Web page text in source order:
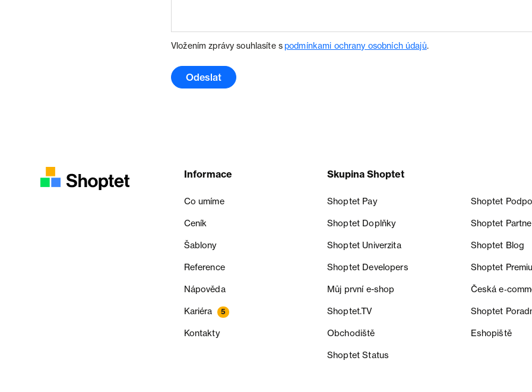
Vložením zprávy souhlasíte spodmínkami ochrany osobních údajů.
Odeslat
Informace
Co umíme
Ceník
Šablony
Reference
Nápověda
Kariéra 5
Kontakty
Skupina Shoptet
Shoptet Pay Shoptet
Shoptet Doplňky Shoptet
Shoptet Univerzita Shoptet Blog
Shoptet Developers Shoptet
Můj první e-shop Česká
Shoptet.TV Shoptet
Obchodiště Eshopiště
Shoptet Status